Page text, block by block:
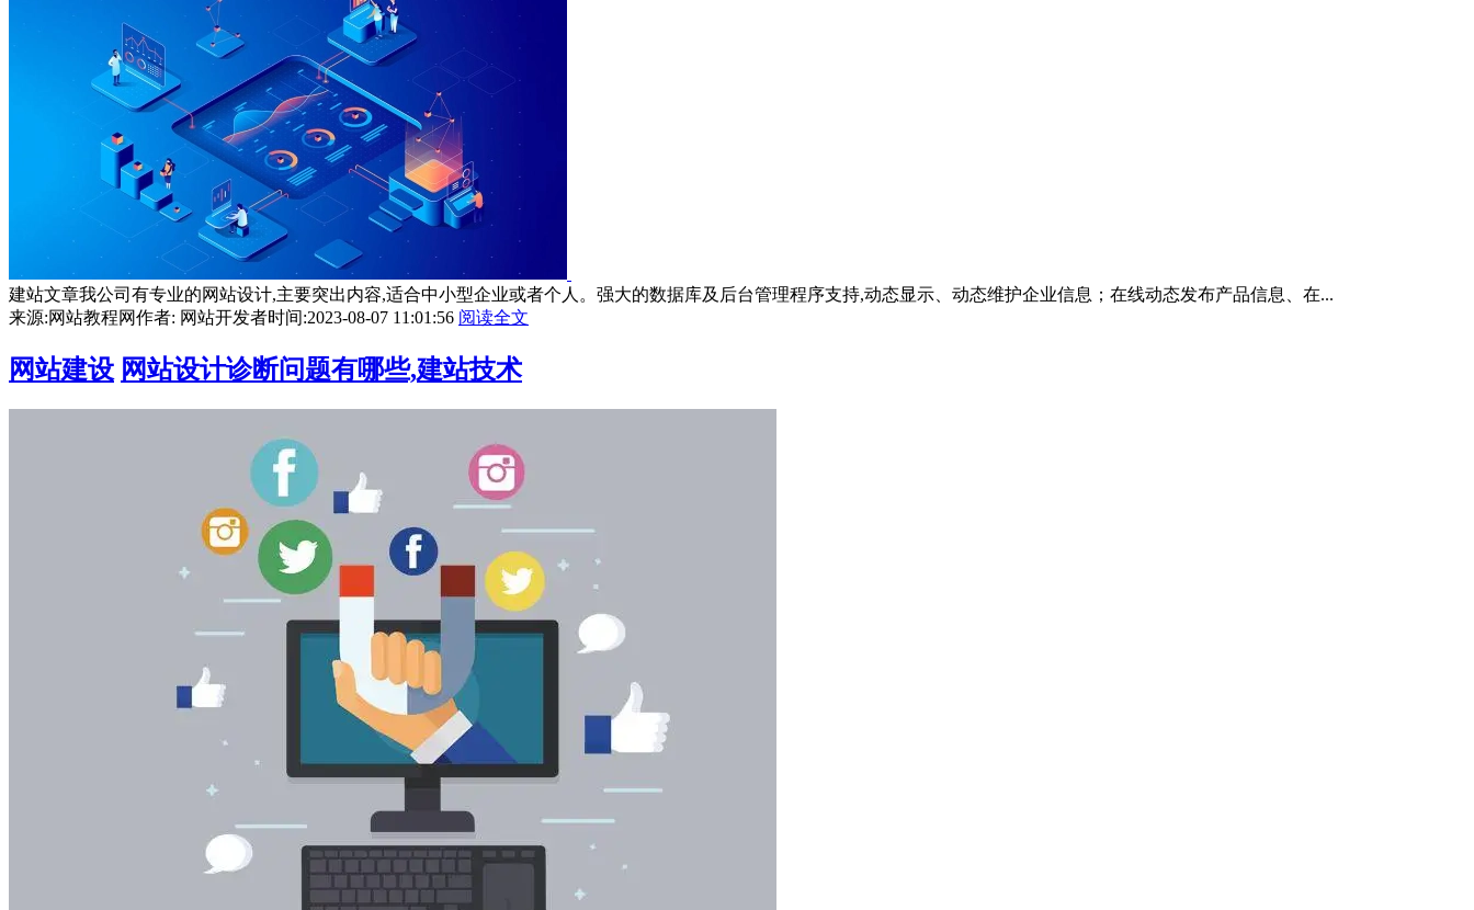
建站文章我公司有专业的网站设计,主要突出内容,适合中小型企业或者个人。强大的数据库及后台管理程序支持,动态显示、动态维护企业信息；在线动态发布产品信息、在...
来源:网站教程网作者: 网站开发者时间:2023-08-07 11:01:56 阅读全文
网站建设 网站设计诊断问题有哪些,建站技术